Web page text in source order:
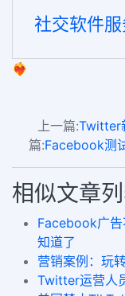
社交软件
❤️‍🔥
上一篇:Twitter
篇:Facebook测
相似文章
Facebook广告
知道了
营销案例：玩
Twitter运营人